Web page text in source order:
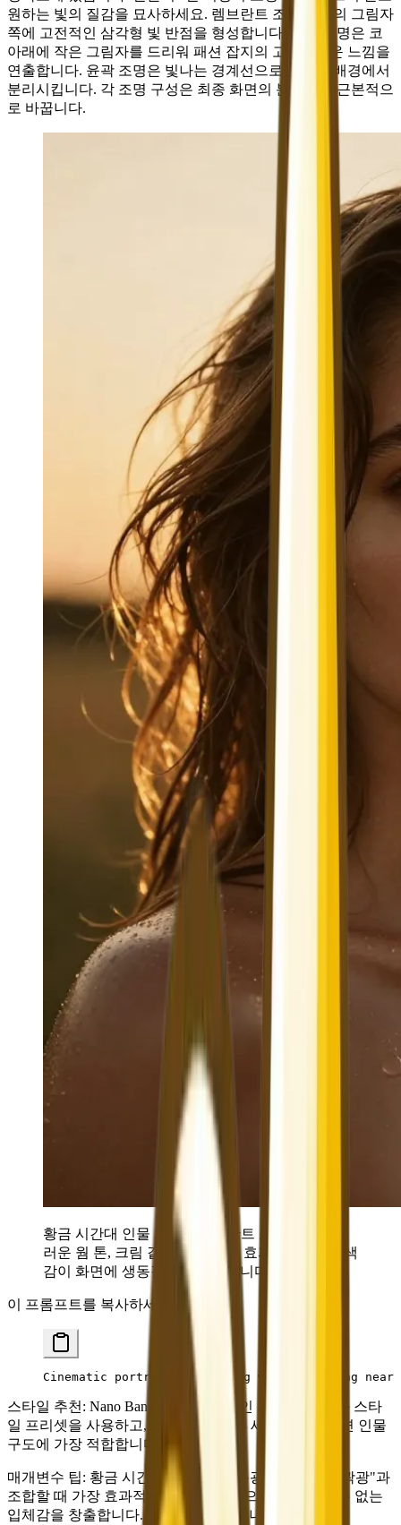
원하는 빛의 질감을 묘사하세요. 렘브란트 조명은 뺨의 그림자
쪽에 고전적인 삼각형 빛 반점을 형성합니다. 나비 조명은 코
아래에 작은 그림자를 드리워 패션 잡지의 고급스러운 느낌을
연출합니다. 윤곽 조명은 빛나는 경계선으로 인물을 배경에서
분리시킵니다. 각 조명 구성은 최종 화면의 분위기를 근본적으
로 바꿉니다.
황금 시간대 인물 사진 + 렘브란트 조명——부드
러운 웜 톤, 크림 같은 배경 흐림 효과, 영화 같은 색
감이 화면에 생동감을 불어넣습니다.
이 프롬프트를 복사하세요:
Cinematic portrait of a young woman standing
스타일 추천: Nano Banana 2의 사실적인 사진 또는 영화 스타
일 프리셋을 사용하고, 화면 비율은 3:4 세로로 설정하면 인물
구도에 가장 적합합니다.
매개변수 팁: 황금 시간대의 조명은 "측광"과 "역광 윤곽광"과
조합할 때 가장 효과적이며, 평면 조명으로는 구현할 수 없는
입체감을 창출합니다. "필름 입자감"이나 "Kodak Portra